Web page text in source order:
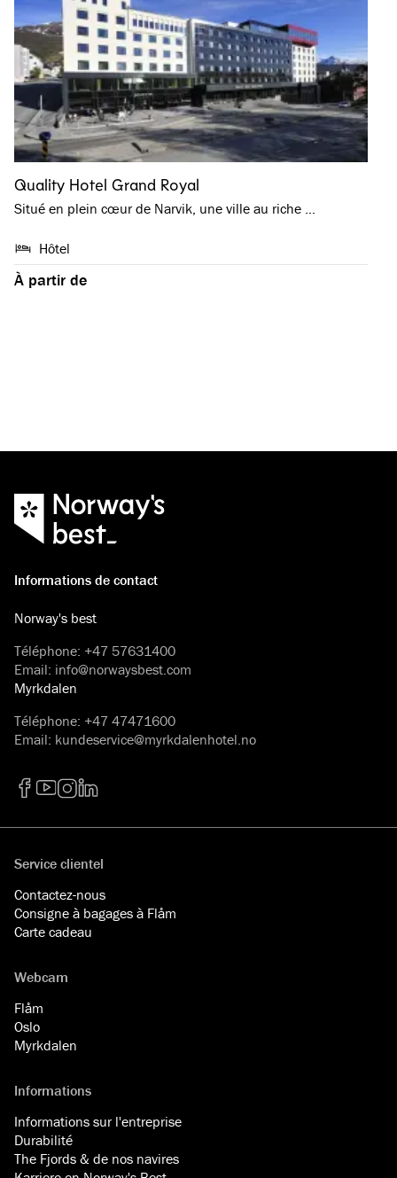
Quality Hotel Grand Royal
Situé en plein cœur de Narvik, une ville au riche …
Hôtel
À partir de
Informations de contact
Norway's best
Téléphone: +47 57631400
Email: info@norwaysbest.com
Myrkdalen
Téléphone: +47 47471600
Email: kundeservice@myrkdalenhotel.no
Service clientel
Contactez-nous
Consigne à bagages à Flåm
Carte cadeau
Webcam
Flåm
Oslo
Myrkdalen
Informations
Informations sur l'entreprise
Durabilité
The Fjords & de nos navires